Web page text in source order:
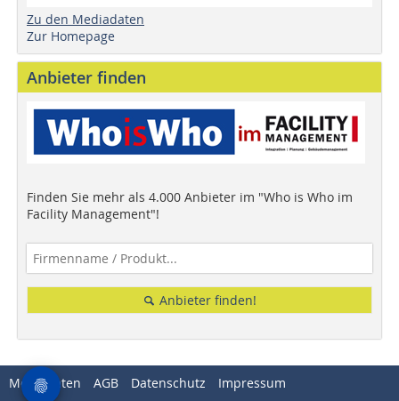
Zu den Mediadaten
Zur Homepage
Anbieter finden
Finden Sie mehr als 4.000 Anbieter im "Who is Who im
Facility Management"!
Anbieter finden!
Mediadaten AGB Datenschutz
Impressum